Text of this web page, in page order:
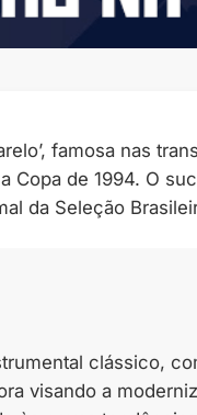
famosa nas
Copa de 1994. O
da Seleção
clássico,
visando a